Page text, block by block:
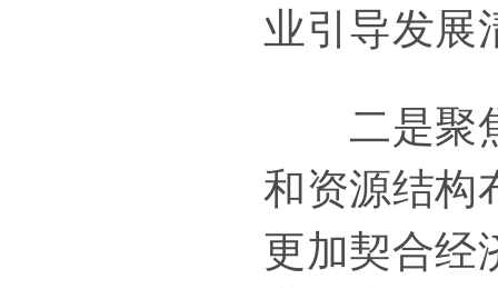
业引导发展
二是聚焦
和资源结构
更加契合经